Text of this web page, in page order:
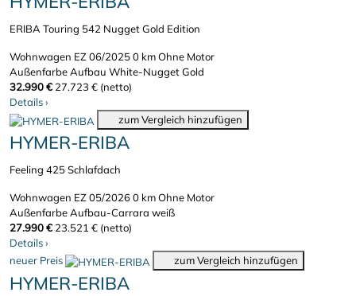
ERIBA Touring 542 Nugget Gold Edition
Wohnwagen EZ 06/20250 kmOhne Motor
Außenfarbe Aufbau White-Nugget Gold
32.990 € 27.723 € (netto)
Details›
zum Vergleich hinzufügen
HYMER-ERIBA
Feeling 425 Schlafdach
Wohnwagen EZ 05/20260 kmOhne Motor
Außenfarbe Aufbau-Carrara weiß
27.990 € 23.521 € (netto)
Details›
neuer Preis
zum Vergleich hinzufügen
HYMER-ERIBA